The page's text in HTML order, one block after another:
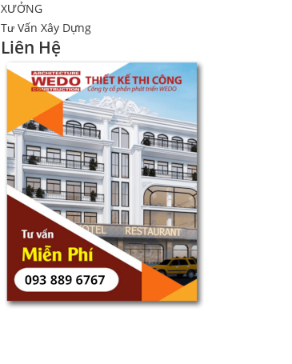
XƯỞNG
Tư Vấn Xây Dựng
Liên Hệ